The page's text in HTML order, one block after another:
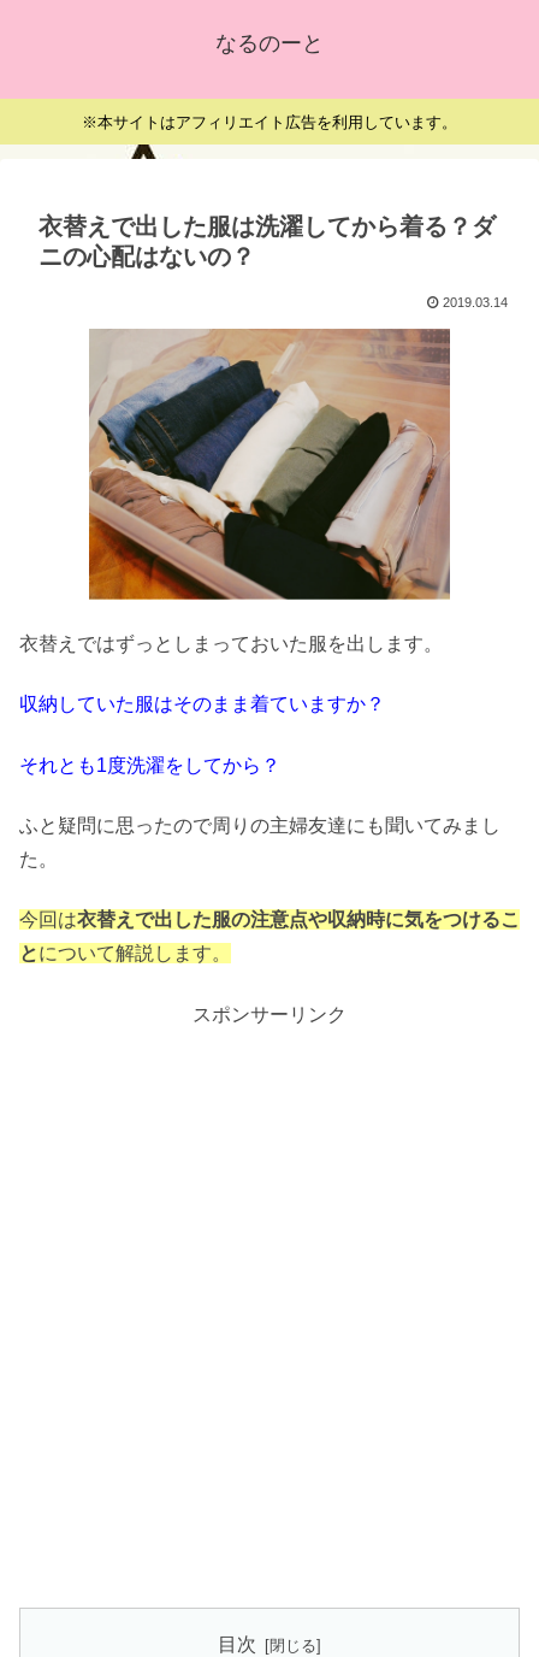
なるのーと
※本サイトはアフィリエイト広告を利用しています。
衣替えで出した服は洗濯してから着る？ダ
ニの心配はないの？
2019.03.14
衣替えではずっとしまっておいた服を出します。
収納していた服はそのまま着ていますか？
それとも1度洗濯をしてから？
ふと疑問に思ったので周りの主婦友達にも聞いてみまし
た。
今回は衣替えで出した服の注意点や収納時に気をつけるこ
とについて解説します。
スポンサーリンク
目次